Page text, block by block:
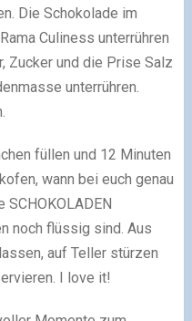
Die Schokolade im
Culiness unterrühren
Zucker und die Prise Salz
unterrühren.
füllen und 12 Minuten
wann bei euch genau
noch flüssig sind. Aus
auf Teller stürzen
I love it!